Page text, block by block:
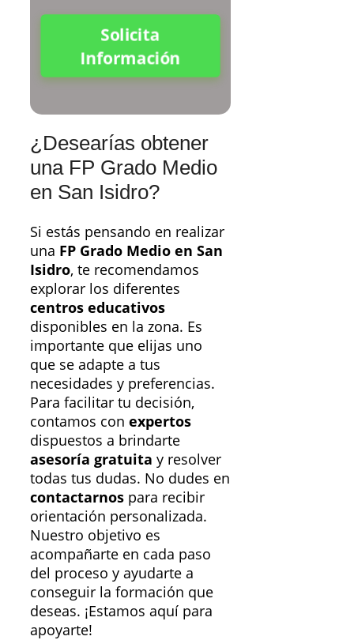
Solicita
Información
¿Desearías obtener
una FP Grado Medio
en San Isidro?
Si estás pensando en realizar
una FP Grado Medio en San
Isidro, te recomendamos
explorar los diferentes
centros educativos
disponibles en la zona. Es
importante que elijas uno
que se adapte a tus
necesidades y preferencias.
Para facilitar tu decisión,
contamos con expertos
dispuestos a brindarte
asesoría gratuita y resolver
todas tus dudas. No dudes en
contactarnos para recibir
orientación personalizada.
Nuestro objetivo es
acompañarte en cada paso
del proceso y ayudarte a
conseguir la formación que
deseas. ¡Estamos aquí para
apoyarte!